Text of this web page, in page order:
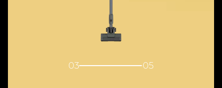
04 05